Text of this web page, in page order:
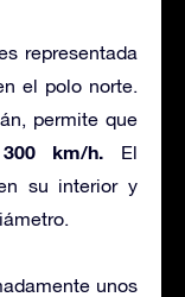
representada
el polo norte.
permite que
300 km/h. El
su interior y
unos